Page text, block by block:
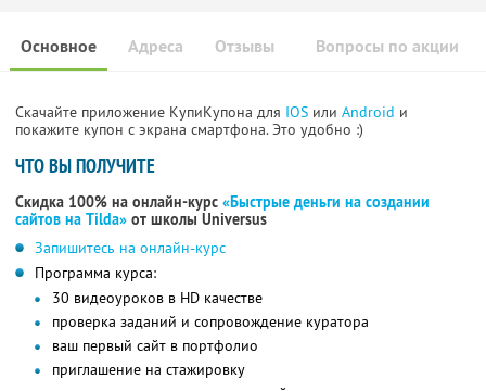
Основное Отзывы Вопросы по акции
Адреса
Скачайте приложение КупиКупона для IOS или Android и
покажите купон с экрана смартфона. Это удобно :)
ЧТО ВЫ ПОЛУЧИТЕ
Скидка 100% на онлайн-курс «Быстрые деньги на создании
сайтов на Tilda» от школы Universus
Запишитесь на онлайн-курс
Программа курса:
30 видеоуроков в HD качестве
проверка заданий и сопровождение куратора
ваш первый сайт в портфолио
приглашение на стажировку